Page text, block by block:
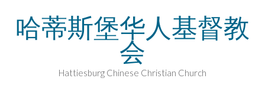
content哈蒂斯堡华人基督教
会
Hattiesburg Chinese Christian Church